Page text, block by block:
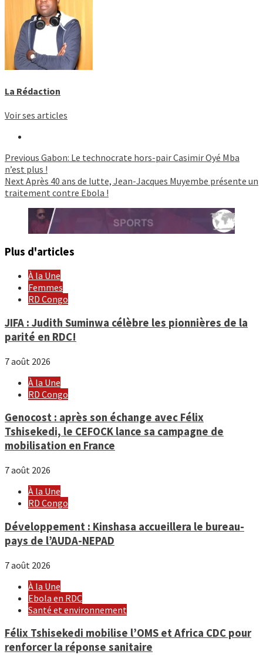
La Rédaction
Voir ses articles
Continue
Reading
Previous Gabon: Le technocrate hors-pair Casimir Oyé Mba
n’est plus !
Next Après 40 ans de lutte, Jean-Jacques Muyembe présente un
traitement contre Ebola !
Plus d'articles
À la Une
Femmes
RD Congo
JIFA : Judith Suminwa célèbre les pionnières de la
parité en RDC!
7 août 2026
À la Une
RD Congo
Genocost : après son échange avec Félix
Tshisekedi, le CEFOCK lance sa campagne de
mobilisation en France
7 août 2026
À la Une
RD Congo
Développement : Kinshasa accueillera le bureau-
pays de l’AUDA-NEPAD
7 août 2026
À la Une
Ebola en RDC
Santé et environnement
Félix Tshisekedi mobilise l’OMS et Africa CDC pour
renforcer la réponse sanitaire